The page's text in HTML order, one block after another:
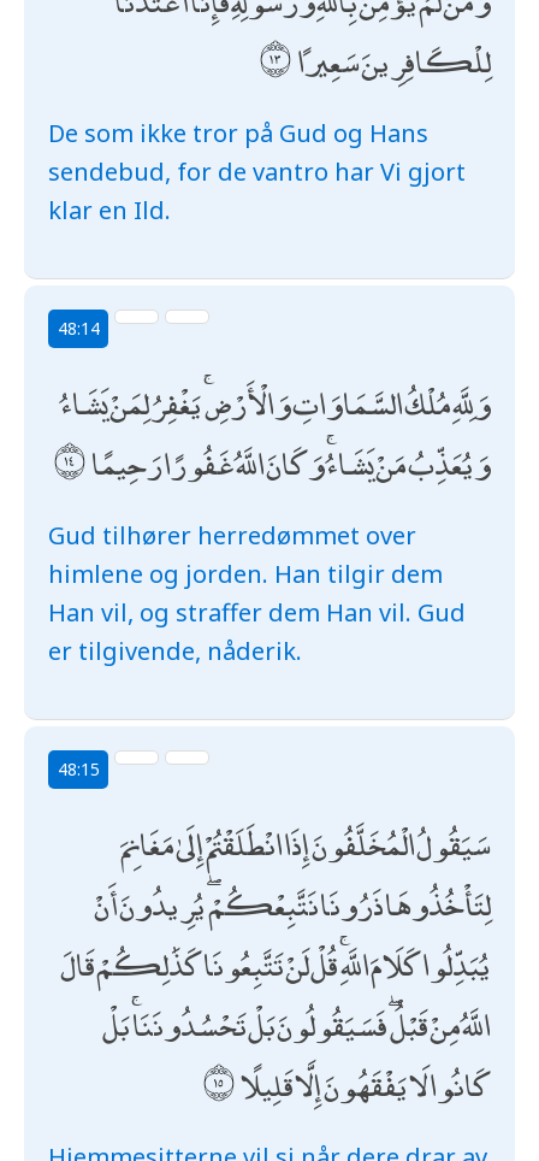
لِلْكَافِرِينَ سَعِيرًا
De som ikke tror på Gud og Hans
sendebud, for de vantro har Vi gjort
klar en Ild.
48:14
وَلِلَّهِ مُلْكُ السَّمَاوَاتِ وَالْأَرْضِ ۚ يَغْفِرُ لِمَنْ يَشَاءُ
وَيُعَذِّبُ مَنْ يَشَاءُ ۚ وَكَانَ اللَّهُ غَفُورًا رَحِيمًا
Gud tilhører herredømmet over
himlene og jorden. Han tilgir dem
Han vil, og straffer dem Han vil. Gud
er tilgivende, nåderik.
48:15
سَيَقُولُ الْمُخَلَّفُونَ إِذَا انْطَلَقْتُمْ إِلَىٰ مَغَانِمَ
لِتَأْخُذُوهَا ذَرُونَا نَتَّبِعْكُمْ ۖ يُرِيدُونَ أَنْ
يُبَدِّلُوا كَلَامَ اللَّهِ ۚ قُلْ لَنْ تَتَّبِعُونَا كَذَٰلِكُمْ قَالَ
اللَّهُ مِنْ قَبْلُ ۖ فَسَيَقُولُونَ بَلْ تَحْسُدُونَنَا ۚ بَلْ
كَانُوا لَا يَفْقَهُونَ إِلَّا قَلِيلًا